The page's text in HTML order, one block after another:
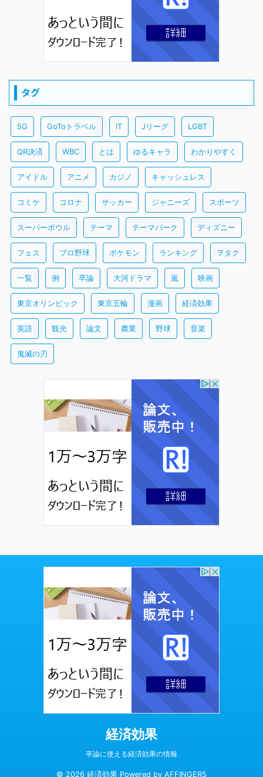
タグ
5G GoToトラベル IT Jリーグ LGBT
QR決済 WBC とは ゆるキャラ わかりやすく
アイドル アニメ カジノ キャッシュレス
コミケ コロナ サッカー ジャニーズ スポーツ
スーパーボウル テーマ テーマパーク ディズニー
フェス プロ野球 ポケモン ランキング ヲタク
一覧 例 卒論 大河ドラマ 嵐 映画
東京オリンピック 東京五輪 漫画 経済効果
英語 観光 論文 農業 野球 音楽
鬼滅の刃
経済効果
卒論に使える経済効果の情報
© 2026 経済効果 Powered by AFFINGER5